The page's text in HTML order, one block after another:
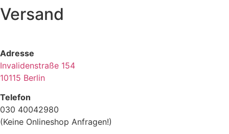
Versand
Adresse
Invalidenstraße 154
10115 Berlin
Telefon
030 40042980
(Keine Onlineshop Anfragen!)